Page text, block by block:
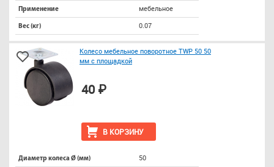
Применение мебельное
Вес (кг) 0.07
Колесо мебельное поворотное TWP 50 50
мм с площадкой
В КОРЗИНУ
40 ₽
Диаметр колеса Ø (мм) 50